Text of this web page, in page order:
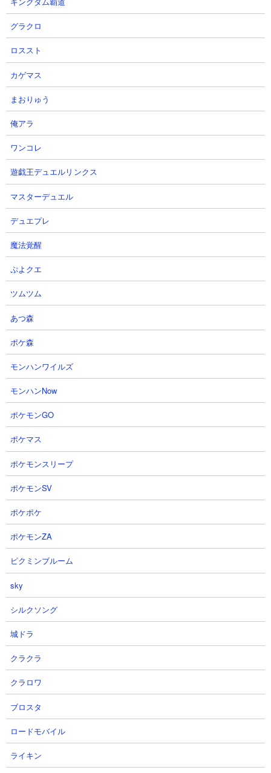
３．にゃんこ塔28階 ニャンピューター攻略
【出撃メンバー】
【攻略概要】
「29q」さんのニャンピューターオンリーのノータップ攻略です。
ネコボン使用でにゃんコンボはなし。なんと使用するキャラクタ
ーはたったの5体。かぐやとカベ2枚で足止め、狂乱むき足でねこ
ななふんを攻撃、クリティカルアタッカーはねこウェイトレスオ
ンリー。シンプルですが非常に安定感のあるクリア方法です。
グラクロ
ロススト
カゲマス
まおりゅう
俺アラ
ワンコレ
遊戯王デュエルリンクス
マスターデュエル
デュエプレ
魔法覚醒
ぷよクエ
ツムツム
あつ森
ポケ森
モンハンワイルズ
モンハンNow
ポケモンGO
ポケマス
ポケモンスリープ
ポケモンSV
ポケポケ
ポケモンZA
ピクミンブルーム
sky
シルクソング
城ドラ
クラクラ
クラロワ
ブロスタ
ロードモバイル
ライキン